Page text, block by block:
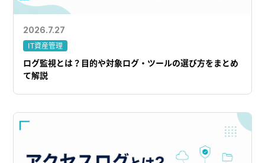
2026.7.27
IT資産管理
ログ監視とは？目的や対象ログ・ツールの選び方をまとめ
て解説